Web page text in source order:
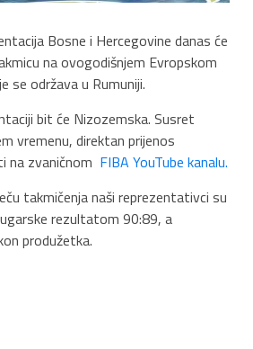
Bosne i Hercegovine danas će
na ovogodišnjem Evropskom
se održava u Rumuniji.
bit će Nizozemska. Susret
vremenu, direktan prijenos
na zvaničnom FIBA YouTube kanalu.
takmičenja naši reprezentativci su
rezultatom 90:89, a
produžetka.